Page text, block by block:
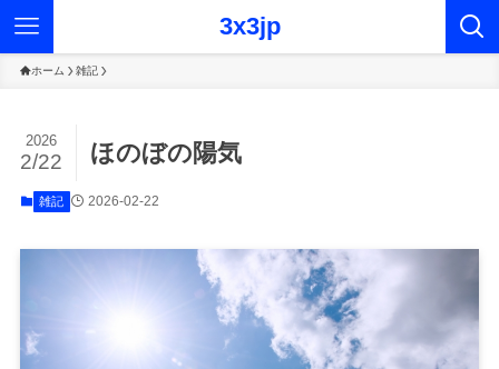
3x3jp
ホーム 雑記
ほのぼの陽気
2026
2/22
雑記 2026-02-22